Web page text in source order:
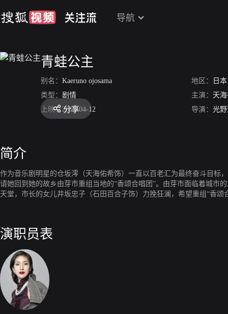
导航
青蛙公主
别名： Kaeruno ojosama 地区：
日本
类型： 剧情 主演： 天
上映： 2012-04-12 导演： 光
分享
简介
作为音乐剧明星的仓坂澪（天海佑希饰）一直以百老汇为最终奋斗目标
请她回到她的故乡由芽市重组当地的“香颂合唱团”。由芽市面临着城市
天堂，市长的女儿井坂忠子（石田百合子饰）力挽狂澜，希望重组“香
演职员表